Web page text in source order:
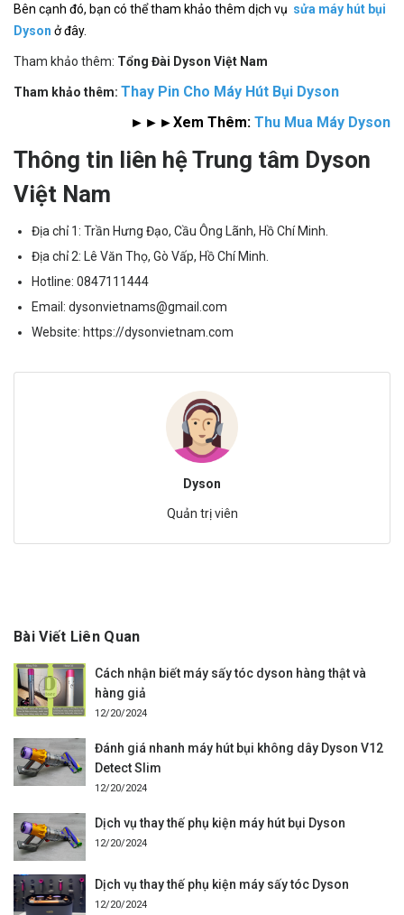
Bên cạnh đó, bạn có thể tham khảo thêm dịch vụ sửa máy hút bụi
Dyson ở đây.
Tham khảo thêm: Tổng Đài Dyson Việt Nam
Tham khảo thêm: Thay Pin Cho Máy Hút Bụi Dyson
►►►Xem Thêm: Thu Mua Máy Dyson
Thông tin liên hệ Trung tâm Dyson
Việt Nam
Địa chỉ 1: Trần Hưng Đạo, Cầu Ông Lãnh, Hồ Chí Minh.
Địa chỉ 2: Lê Văn Thọ, Gò Vấp, Hồ Chí Minh.
Hotline: 0847111444
Email: dysonvietnams@gmail.com
Website: https://dysonvietnam.com
Dyson
Quản trị viên
Bài Viết Liên Quan
Cách nhận biết máy sấy tóc dyson hàng thật và
hàng giả
12/20/2024
Đánh giá nhanh máy hút bụi không dây Dyson V12
Detect Slim
12/20/2024
Dịch vụ thay thế phụ kiện máy hút bụi Dyson
12/20/2024
Dịch vụ thay thế phụ kiện máy sấy tóc Dyson
12/20/2024